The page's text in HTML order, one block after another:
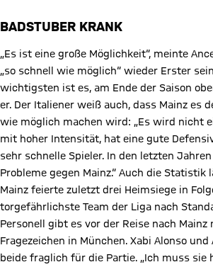
BADSTUBER KRANK
„Es ist eine große Möglichkeit“, meinte
„so schnell wie möglich“ wieder Erster
wichtigsten ist es, am Ende der Saison
er. Der Italiener weiß auch, dass Mainz es
wie möglich machen wird: „Es wird nicht
mit hoher Intensität, hat eine gute
sehr schnelle Spieler. In den letzten
Probleme gegen Mainz.“ Auch die Statistik
Mainz feierte zuletzt drei Heimsiege in
torgefährlichste Team der Liga nach
Personell gibt es vor der Reise nach Mainz
Fragezeichen in München. Xabi Alonso
beide fraglich für die Partie. „Ich muss sie